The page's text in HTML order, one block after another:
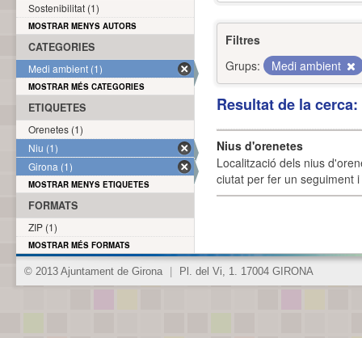
Filtres
Grups:
Medi ambient
Resultat de la
Nius d'orenetes
Localització dels nius
ciutat per fer un seguiment
Sostenibilitat (1)
MOSTRAR MENYS AUTORS
CATEGORIES
Medi ambient (1)
MOSTRAR MÉS CATEGORIES
ETIQUETES
Orenetes (1)
Niu (1)
Girona (1)
MOSTRAR MENYS ETIQUETES
FORMATS
ZIP (1)
MOSTRAR MÉS FORMATS
© 2013 Ajuntament de Girona Pl. del Vi, 1. 17004 GIRONA